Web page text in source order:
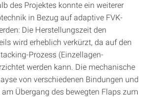
des Projektes konnte ein weiterer
in Bezug auf adaptive FVK-
Die Herstellungszeit den
wird erheblich verkürzt, da auf den
Prozess (Einzellagen-
werden kann. Die mechanische
von verschiedenen Bindungen und
Übergang des bewegten Flaps zum